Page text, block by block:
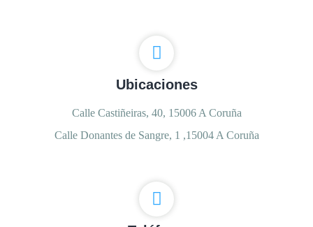
Ubicaciones
Calle Castiñeiras, 40, 15006 A Coruña
Calle Donantes de Sangre, 1 ,15004 A Coruña